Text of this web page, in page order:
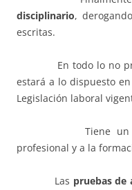
disciplinario,
escritas.
En todo lo no
estará a lo dispuesto
Legislación laboral
Tiene un
profesional y a la
Las pruebas de